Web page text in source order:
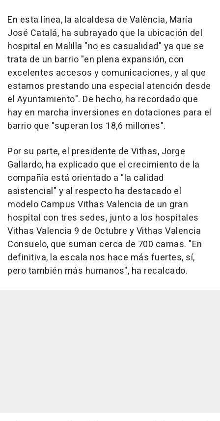
En esta línea, la alcaldesa de València, María
José Catalá, ha subrayado que la ubicación del
hospital en Malilla "no es casualidad" ya que se
trata de un barrio "en plena expansión, con
excelentes accesos y comunicaciones, y al que
estamos prestando una especial atención desde
el Ayuntamiento". De hecho, ha recordado que
hay en marcha inversiones en dotaciones para el
barrio que "superan los 18,6 millones".
Por su parte, el presidente de Vithas, Jorge
Gallardo, ha explicado que el crecimiento de la
compañía está orientado a "la calidad
asistencial" y al respecto ha destacado el
modelo Campus Vithas Valencia de un gran
hospital con tres sedes, junto a los hospitales
Vithas Valencia 9 de Octubre y Vithas Valencia
Consuelo, que suman cerca de 700 camas. "En
definitiva, la escala nos hace más fuertes, sí,
pero también más humanos", ha recalcado.